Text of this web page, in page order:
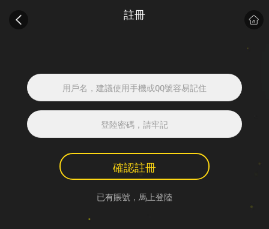
註冊
確認註冊
已有賬號，馬上登陸